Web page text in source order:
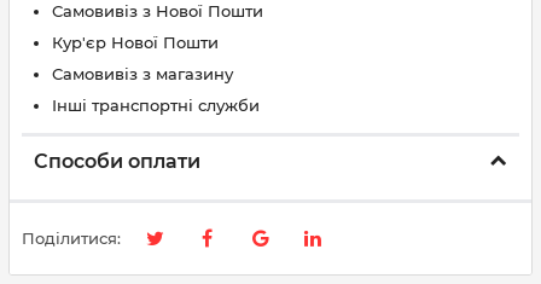
Самовивіз з Нової Пошти
Кур'єр Нової Пошти
Самовивіз з магазину
Інші транспортні служби
Способи оплати
Поділитися: